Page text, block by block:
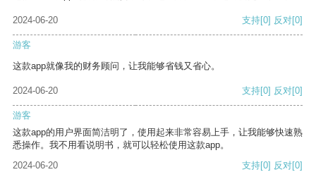
2024-06-20 支持[0] 反对[0]
游客
这款app就像我的财务顾问，让我能够省钱又省心。
2024-06-20 支持[0] 反对[0]
游客
这款app的用户界面简洁明了，使用起来非常容易上手，让我能够快速熟
悉操作。我不用看说明书，就可以轻松使用这款app。
2024-06-20
支持[0] 反对[0]